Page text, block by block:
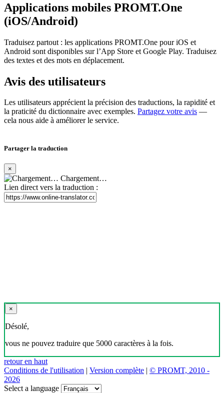
Applications mobiles PROMT.One
(iOS/Android)
Traduisez partout : les applications PROMT.One pour iOS et
Android sont disponibles sur l’App Store et Google Play. Traduisez
des textes et des mots en déplacement.
Avis des utilisateurs
Les utilisateurs apprécient la précision des traductions, la rapidité et
la praticité du dictionnaire avec exemples. Partagez votre avis —
cela nous aide à améliorer le service.
Partager la traduction
×
Chargement…
Lien direct vers la traduction :
×
Désolé,
vous ne pouvez traduire que 5000 caractères à la fois.
retour en haut
Conditions de l'utilisation | Version complète | © PROMT, 2010 -
2026
Select a language